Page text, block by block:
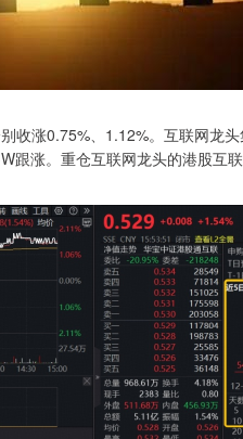
涨0.75%、1.12%。互联网龙头
跟涨。重仓互联网龙头的港股互
1.02%